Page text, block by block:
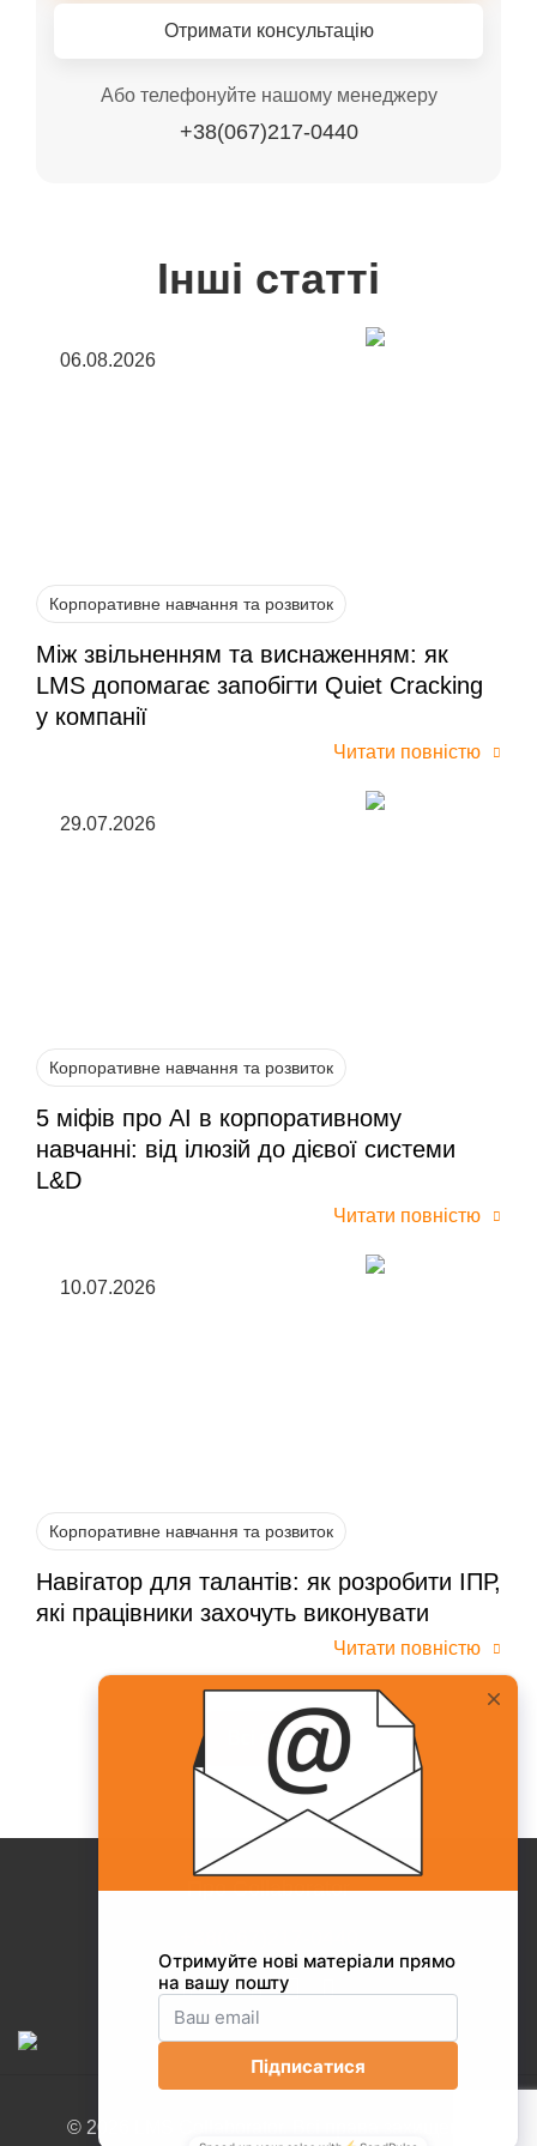
Отримати консультацію
Або телефонуйте нашому менеджеру
+38(067)217-0440
Інші статті
06.08.2026
Корпоративне навчання та розвиток
Між звільненням та виснаженням: як
LMS допомагає запобігти Quiet Cracking
у компанії
Читати повністю
29.07.2026
Корпоративне навчання та розвиток
5 міфів про AI в корпоративному
навчанні: від ілюзій до дієвої системи
L&D
Читати повністю
10.07.2026
Корпоративне навчання та розвиток
Навігатор для талантів: як розробити ІПР,
які працівники захочуть виконувати
Читати повністю
Всі статті
Про Collaborator
© 2026 LMS Collaborator. Всі права захищені.